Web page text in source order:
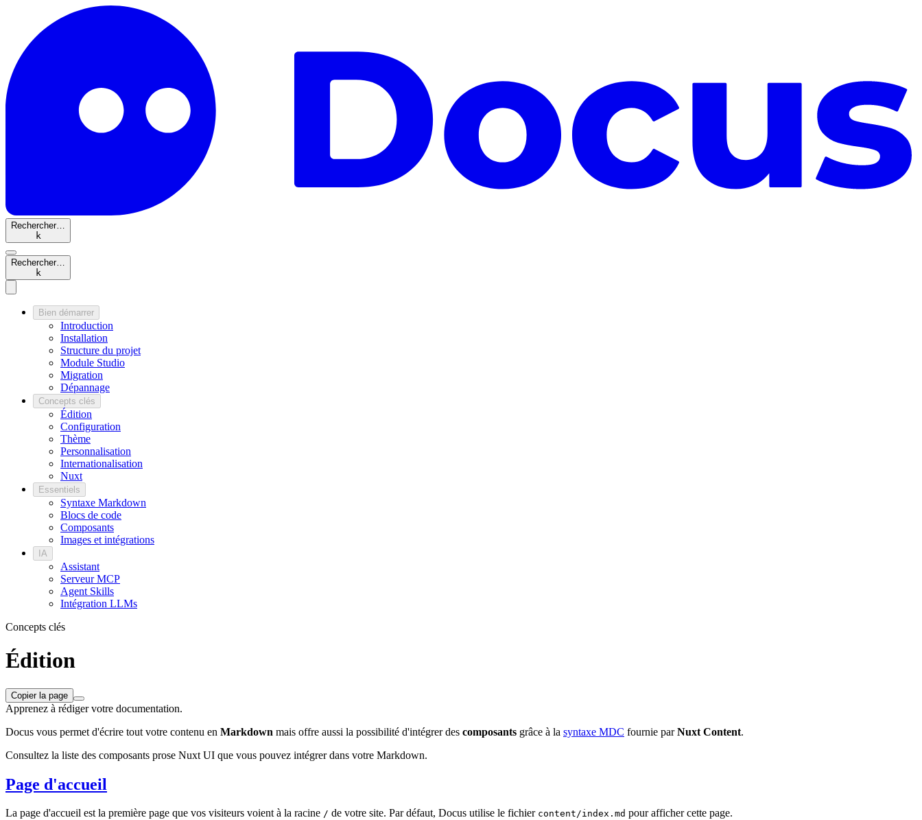
Rechercher…
k
Rechercher…
k
Bien démarrer
Introduction
Installation
Structure du projet
Module Studio
Migration
Dépannage
Concepts clés
Édition
Configuration
Thème
Personnalisation
Internationalisation
Nuxt
Essentiels
Syntaxe Markdown
Blocs de code
Composants
Images et intégrations
IA
Assistant
Serveur MCP
Agent Skills
Intégration LLMs
Concepts clés
Édition
Copier la page
Apprenez à rédiger votre documentation.
Docus vous permet d'écrire tout votre contenu en Markdown mais offre aussi la possibilité d'intégrer des composants grâce à la syntaxe MDC fournie parNuxt Content.
Consultez la liste des composants prose Nuxt UI que vous pouvez intégrer dans votre Markdown.
Page d'accueil
La page d'accueil est la première page que vos visiteurs voient à la racine / de votre site. Par défaut, Docus utilise le fichier content/index.md pour afficher cette page.